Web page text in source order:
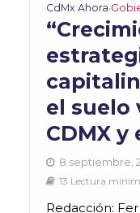
CdMx Ahora•
el suelo
CDMX
8 septiembre,
13 Lectura
Redacción: